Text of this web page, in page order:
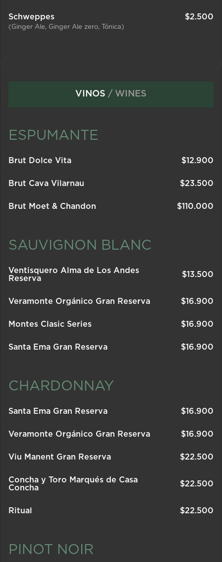
Schweppes $2.500
(Ginger Ale, Ginger Ale zero, Tónica)
VINOS / WINES
ESPUMANTE
Brut Dolce Vita $12.900
Brut Cava Vilarnau $23.500
Brut Moet & Chandon $110.000
SAUVIGNON BLANC
Ventisquero Alma de Los Andes
Reserva
$13.500
Veramonte Orgánico Gran Reserva $16.900
Montes Clasic Series $16.900
Santa Ema Gran Reserva $16.900
CHARDONNAY
Santa Ema Gran Reserva $16.900
Veramonte Orgánico Gran Reserva $16.900
Viu Manent Gran Reserva $22.500
Concha y Toro Marqués de Casa
Concha
$22.500
Ritual $22.500
PINOT NOIR